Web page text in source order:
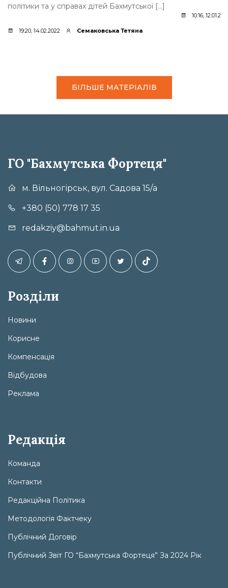
політики та у справах дітей Бахмутської […]
19:20, 14.02.2022 Семаковська Тетяна
10:16,
БІЛЬШЕ МАТЕРІАЛІВ
ГО "Бахмутська Фортеця"
м. Вільногірськ, вул. Садова 15/а
+380 (50) 778 17 35
redakziy@bahmut.in.ua
Розділи
Новини
Корисне
Компенсація
Відбудова
Реклама
Редакція
Команда
Контакти
Редакційна Політика
Методологія Фактчеку
Публічний Договір
Публічний Звіт ГО “Бахмутська Фортеця” За 2024 Рік